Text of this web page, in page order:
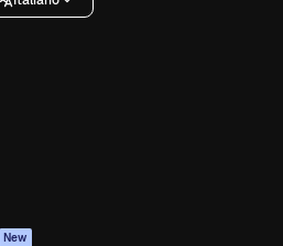
New